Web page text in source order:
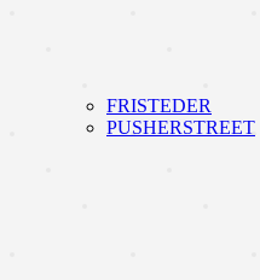
FRISTEDER
PUSHERSTREET